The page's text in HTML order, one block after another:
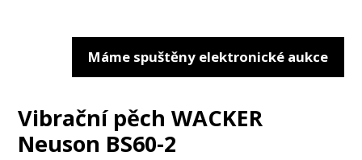
Máme spuštěny elektronické aukce
Vibrační pěch WACKER
Neuson BS60-2